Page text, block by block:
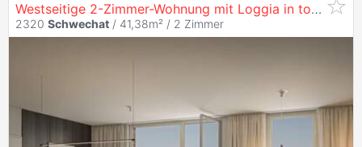
Westseitige 2-Zimmer-Wohnung mit Loggia in top Lage am Hauptplatz - zu
2320 Schwechat / 41,38m² / 2 Zimmer